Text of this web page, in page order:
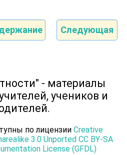
Следующая
- материалы
учеников и
по лицензии Creative
3.0 Unported CC BY-SA
License (GFDL)